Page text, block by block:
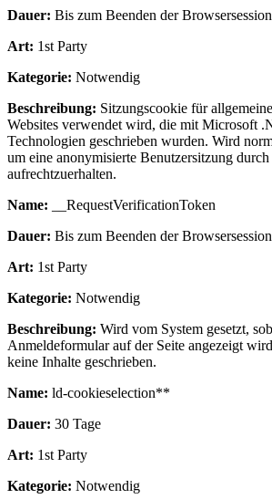
Dauer: Bis zum Beenden der Browsersession
Art: 1st Party
Kategorie: Notwendig
Beschreibung: Sitzungscookie für
Websites verwendet wird, die mit Microsoft
Technologien geschrieben wurden. Wird
um eine anonymisierte Benutzersitzung
aufrechtzuerhalten.
Name: __RequestVerificationToken
Dauer: Bis zum Beenden der Browsersession
Art: 1st Party
Kategorie: Notwendig
Beschreibung: Wird vom System gesetzt,
Anmeldeformular auf der Seite angezeigt
keine Inhalte geschrieben.
Name: ld-cookieselection**
Dauer: 30 Tage
Art: 1st Party
Kategorie: Notwendig